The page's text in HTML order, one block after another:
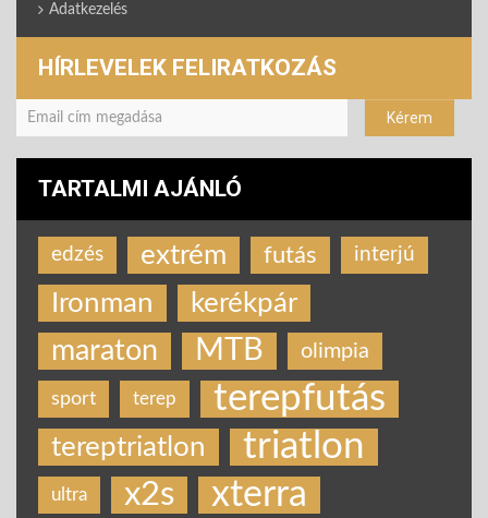
Adatkezelés
HÍRLEVELEK FELIRATKOZÁS
TARTALMI AJÁNLÓ
edzés extrém futás interjú
Ironman kerékpár
maraton MTB olimpia
sport terep terepfutás
tereptriatlon triatlon
ultra x2s xterra